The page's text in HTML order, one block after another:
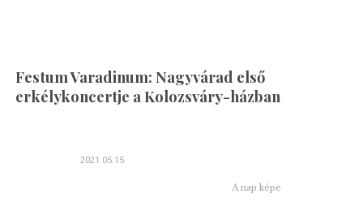
Festum Varadinum: Nagyvárad első
erkélykoncertje a Kolozsváry-házban
2021.05.15
A nap képe